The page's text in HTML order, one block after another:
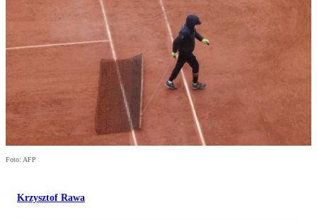
Foto: AFP
Krzysztof Rawa